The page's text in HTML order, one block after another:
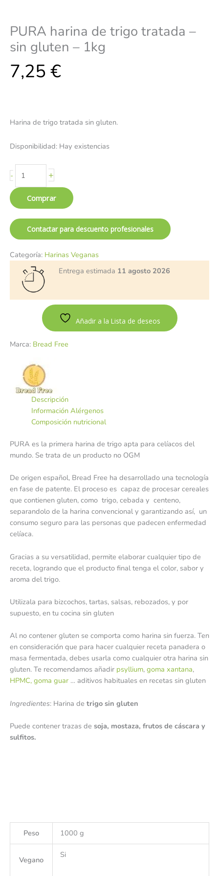
PURA harina de trigo tratada –
sin gluten – 1kg
7,25 €
Harina de trigo tratada sin gluten.
Disponibilidad: Hay existencias
- +
Comprar
Contactar para descuento profesionales
Categoría: Harinas Veganas
Entrega estimada 11 agosto 2026
Añadir a la Lista de deseos
Marca: Bread Free
Descripción
Información Alérgenos
Composición nutricional
PURA es la primera harina de trigo apta para celíacos del
mundo. Se trata de un producto no OGM
De origen español, Bread Free ha desarrollado una tecnología
en fase de patente. El proceso es capaz de procesar cereales
que contienen gluten, como trigo, cebada y centeno,
separandolo de la harina convencional y garantizando así, un
consumo seguro para las personas que padecen enfermedad
celíaca.
Gracias a su versatilidad, permite elaborar cualquier tipo de
receta, logrando que el producto final tenga el color, sabor y
aroma del trigo.
Utilizala para bizcochos, tartas, salsas, rebozados, y por
supuesto, en tu cocina sin gluten
Al no contener gluten se comporta como harina sin fuerza. Ten
en consideración que para hacer cualquier receta panadera o
masa fermentada, debes usarla como cualquier otra harina sin
gluten. Te recomendamos añadir psyllium, goma xantana,
HPMC, goma guar … aditivos habituales en recetas sin gluten
Ingredientes: Harina de trigo sin gluten
Puede contener trazas de soja, mostaza, frutos de cáscara y
sulfitos.
Peso 1000 g
Vegano
Si